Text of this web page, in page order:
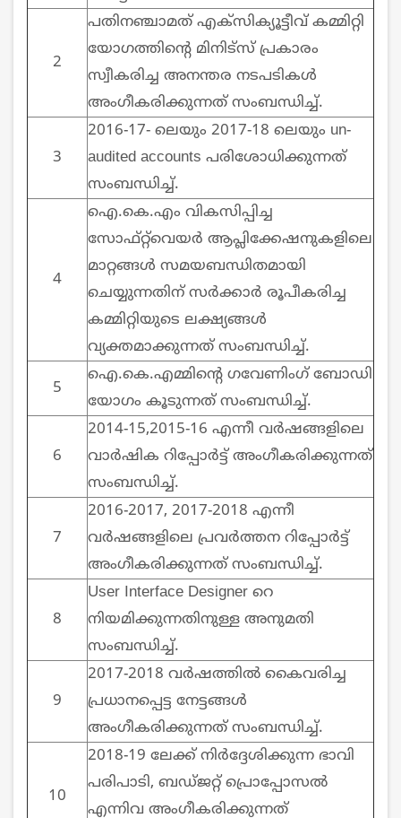
2
പതിനഞ്ചാമത് എക്സിക്യൂട്ടീവ് കമ്മിറ്റി
യോഗത്തിന്റെ മിനിട്സ് പ്രകാരം
സ്വീകരിച്ച അനന്തര നടപടികള്‍
അംഗീകരിക്കുന്നത് സംബന്ധിച്ച്.
3
2016-17- ലെയും 2017-18 ലെയും un-
audited accounts പരിശോധിക്കുന്നത്
സംബന്ധിച്ച്.
4
ഐ.കെ.എം വികസിപ്പിച്ച
സോഫ്റ്റ്‌വെയര്‍ ആപ്ലിക്കേഷനുകളിലെ
മാറ്റങ്ങള്‍ സമയബന്ധിതമായി
ചെയ്യുന്നതിന് സര്‍ക്കാര്‍ രൂപീകരിച്ച
കമ്മിറ്റിയുടെ ലക്ഷ്യങ്ങള്‍
വ്യക്തമാക്കുന്നത് സംബന്ധിച്ച്.
5
ഐ.കെ.എമ്മിന്റെ ഗവേണിംഗ് ബോഡി
യോഗം കൂടുന്നത് സംബന്ധിച്ച്.
6
2014-15,2015-16 എന്നീ വര്‍ഷങ്ങളിലെ
വാര്‍ഷിക റിപ്പോര്‍ട്ട് അംഗീകരിക്കുന്നത്
സംബന്ധിച്ച്.
7
2016-2017, 2017-2018 എന്നീ
വര്‍ഷങ്ങളിലെ പ്രവര്‍ത്തന റിപ്പോര്‍ട്ട്
അംഗീകരിക്കുന്നത് സംബന്ധിച്ച്.
8
User Interface Designer റെ
നിയമിക്കുന്നതിനുള്ള അനുമതി
സംബന്ധിച്ച്.
9
2017-2018 വര്‍ഷത്തില്‍ കൈവരിച്ച
പ്രധാനപ്പെട്ട നേട്ടങ്ങള്‍
അംഗീകരിക്കുന്നത് സംബന്ധിച്ച്.
10
2018-19 ലേക്ക് നിര്‍ദ്ദേശിക്കുന്ന ഭാവി
പരിപാടി, ബഡ്ജറ്റ് പ്രൊപ്പോസല്‍
എന്നിവ അംഗീകരിക്കുന്നത്